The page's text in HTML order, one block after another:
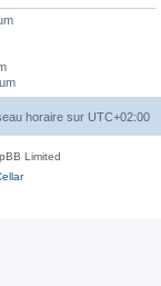
horaire sur UTC+02:00
Limited